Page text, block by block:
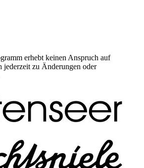
erhebt keinen Anspruch auf
jederzeit zu Änderungen oder